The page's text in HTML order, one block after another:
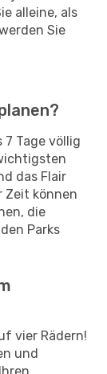
alleine, als
Sie
7 Tage völlig
das Flair
Zeit können
die
Parks
vier Rädern!
und